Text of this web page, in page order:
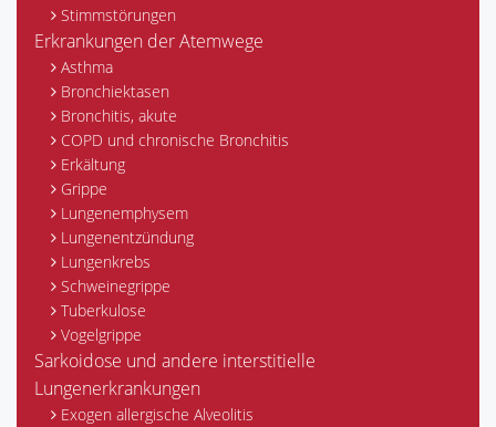
Stimmstörungen
Erkrankungen der Atemwege
Asthma
Bronchiektasen
Bronchitis, akute
COPD und chronische Bronchitis
Erkältung
Grippe
Lungenemphysem
Lungenentzündung
Lungenkrebs
Schweinegrippe
Tuberkulose
Vogelgrippe
Sarkoidose und andere interstitielle
Lungenerkrankungen
Exogen allergische Alveolitis